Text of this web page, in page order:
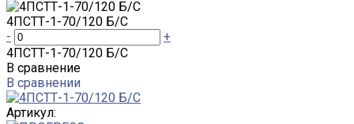
4ПСТТ-1-70/120 Б/С
-
+
4ПСТТ-1-70/120 Б/С
В сравнение
В сравнении
Артикул: